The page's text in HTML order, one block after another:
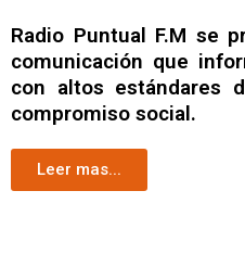
Radio Puntual F.M se
comunicación que
con altos estándares
compromiso social.
Leer mas...